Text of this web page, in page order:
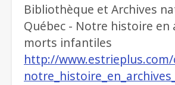
Bibliothèque et Archives
Québec - Notre histoire en
morts infantiles
http://